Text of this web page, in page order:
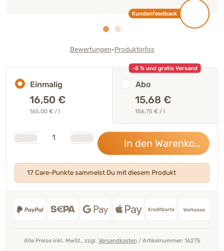
Kundenfeedback
Bewertungen•Produktinfos
Einmalig
16,50 €
165,00 € / l
-5 % und gratis Versand
Abo
15,68 €
156,75 € / l
Anzahl
In den Warenkorb
17 Care-Punkte sammelst Du mit diesem Produkt
Alle Preise inkl. MwSt., zzgl. Versandkosten / Artikelnummer: 16275